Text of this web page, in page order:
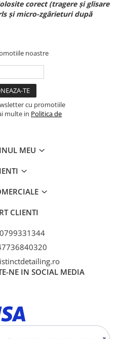
corect (tragere și glisare
și micro-zgârieturi după
noastre
cu promotiile
multe in Politica de
MEU
CLIENTI
NE IN SOCIAL MEDIA